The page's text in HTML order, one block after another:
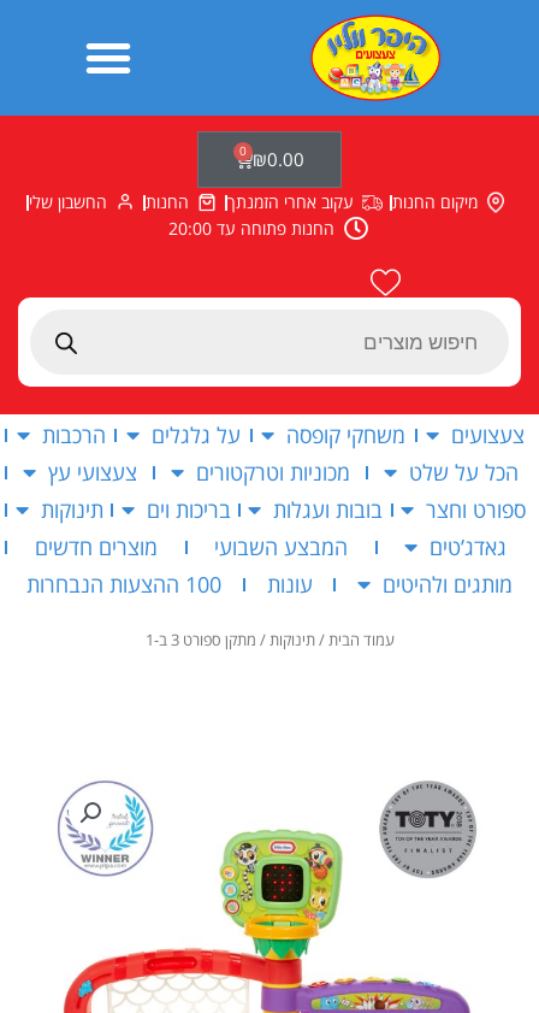
Products
₪0.00
0
עגלת
קניות
מיקום החנות עקוב אחרי הזמנתך החנות
החשבון שלי
החנות פתוחה עד 20:00
צעצועים משחקי קופסה על גלגלים
הרכבות
הכל על שלט
מכוניות וטרקטורים
צעצועי עץ
ספורט וחצר
בובות ועגלות בריכות וים
תינוקות
גאדג’טים
המבצע השבועי
מוצרים חדשים
מותגים ולהיטים
עונות 100 ההצעות הנבחרות
עמוד הבית/תינוקות/ מתקן ספורט 3 ב-1